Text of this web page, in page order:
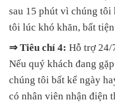
sau 15 phút vì chúng tôi
tôi lúc khó khăn, bất
⇒ Tiêu chí 4: Hỗ trợ 24/
Nếu quý khách đang
chúng tôi bất kể ngày
có nhân viên nhận điện